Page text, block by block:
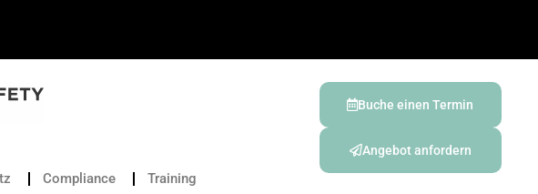
Compliance Training
Buche einen Termin
Angebot anfordern